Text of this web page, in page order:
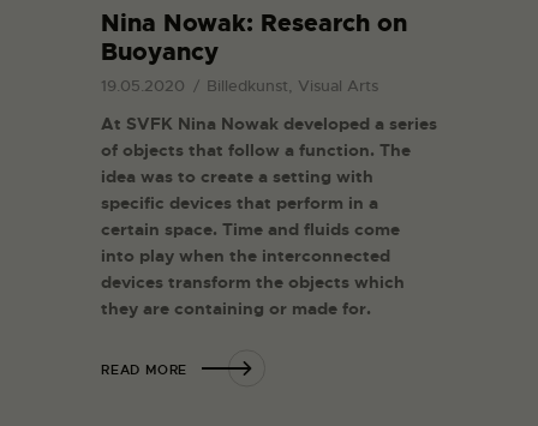
Nina Nowak: Research on
Buoyancy
19.05.2020 Billedkunst, Visual Arts
At SVFK Nina Nowak developed a series
of objects that follow a function. The
idea was to create a setting with
specific devices that perform in a
certain space. Time and fluids come
into play when the interconnected
devices transform the objects which
they are containing or made for.
READ MORE